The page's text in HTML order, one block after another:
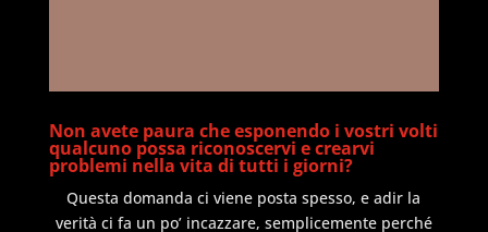
Non avete paura che esponendo i vostri volti
qualcuno possa riconoscervi e crearvi
problemi nella vita di tutti i giorni?
Questa domanda ci viene posta spesso, e adir la
verità ci fa un po’ incazzare, semplicemente perché